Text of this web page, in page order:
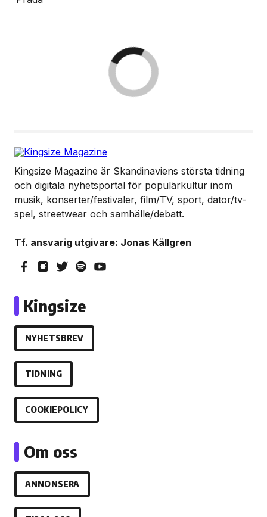
Kingsize Magazine är Skandinaviens största tidning
och digitala nyhetsportal för populärkultur inom
musik, konserter/festivaler, film/TV, sport, dator/tv-
spel, streetwear och samhälle/debatt.
Tf. ansvarig utgivare: Jonas Källgren
Kingsize
NYHETSBREV
TIDNING
COOKIEPOLICY
Om oss
ANNONSERA